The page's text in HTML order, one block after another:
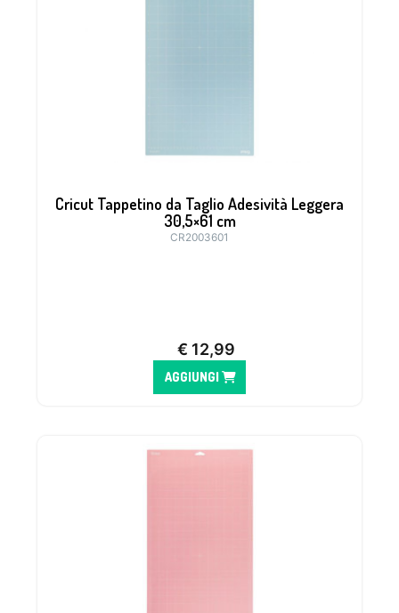
Cricut Tappetino da Taglio Adesività Leggera
30,5×61 cm
CR2003601
€ 12,99
AGGIUNGI